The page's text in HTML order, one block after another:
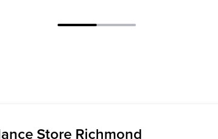
Store Richmond